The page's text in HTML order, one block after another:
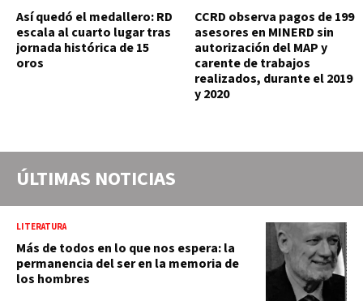
Así quedó el medallero: RD
escala al cuarto lugar tras
jornada histórica de 15
oros
CCRD observa pagos de 199
asesores en MINERD sin
autorización del MAP y
carente de trabajos
realizados, durante el 2019
y 2020
ÚLTIMAS NOTICIAS
LITERATURA
Más de todos en lo que nos espera: la
permanencia del ser en la memoria de
los hombres